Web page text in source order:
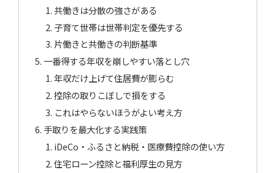
共働きは分散の強さがある
子育て世帯は世帯判定を優先する
片働きと共働きの判断基準
一番得する年収を崩しやすい落とし穴
年収だけ上げて住居費が膨らむ
控除の取りこぼしで損をする
これはやらないほうがよい考え方
手取りを最大化する実践策
iDeCo・ふるさと納税・医療費控除の使い方
住宅ローン控除と福利厚生の見方